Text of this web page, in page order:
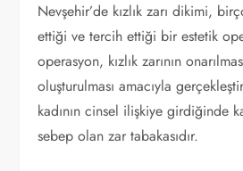
Nevşehir’de kızlık zarı dikimi,
ettiği ve tercih ettiği bir estetik
operasyon, kızlık zarının
oluşturulması amacıyla
kadının cinsel ilişkiye girdiğinde
sebep olan zar tabakasıdır.